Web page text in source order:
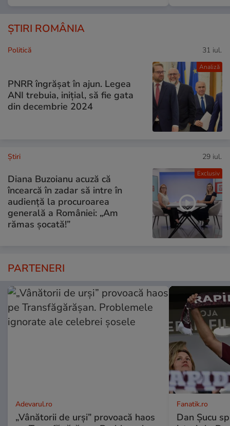
ȘTIRI ROMÂNIA
Analiză
Politică 31 iul.
PNRR îngrășat în ajun. Legea
ANI trebuia, inițial, să fie gata
din decembrie 2024
Exclusiv
Ştiri 29 iul.
Diana Buzoianu acuză că
încearcă în zadar să intre în
audiență la procuroarea
generală a României: „Am
rămas șocată!”
PARTENERI
Adevarul.ro
„Vânătorii de urși” provoacă haos
Fanatik.ro
Dan Șucu